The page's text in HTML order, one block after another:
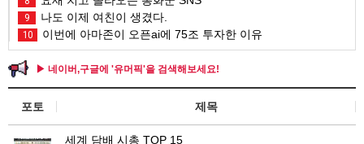
9 나도 이제 여친이 생겼다.
10 이번에 아마존이 오픈ai에 75조 투자한 이유
▶ 네이버,구글에 '유머픽'을 검색해보세요!
포토 제목
세계 담배 시총 TOP 15